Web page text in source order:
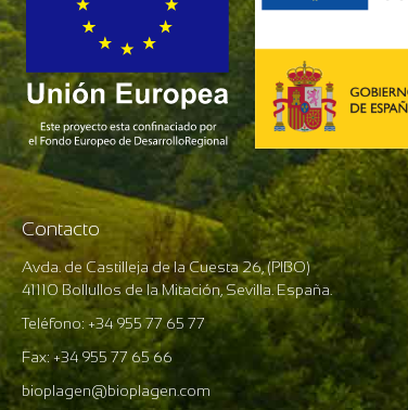
Contacto
Avda. de Castilleja de la Cuesta 26, (PIBO)
41110 Bollullos de la Mitación, Sevilla. España.
Teléfono: +34 955 77 65 77
Fax: +34 955 77 65 66
bioplagen@bioplagen.com